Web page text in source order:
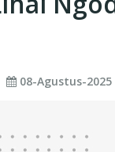
08-Agustus-2025